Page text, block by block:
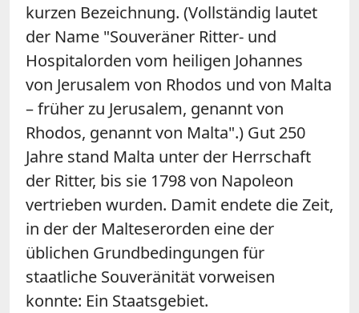
kurzen Bezeichnung. (Vollständig lautet
der Name "Souveräner Ritter- und
Hospitalorden vom heiligen Johannes
von Jerusalem von Rhodos und von Malta
– früher zu Jerusalem, genannt von
Rhodos, genannt von Malta".) Gut 250
Jahre stand Malta unter der Herrschaft
der Ritter, bis sie 1798 von Napoleon
vertrieben wurden. Damit endete die Zeit,
in der der Malteserorden eine der
üblichen Grundbedingungen für
staatliche Souveränität vorweisen
konnte: Ein Staatsgebiet.